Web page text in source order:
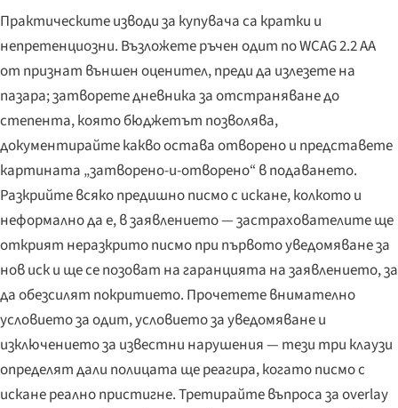
Практическите изводи за купувача са кратки и
непретенциозни. Възложете ръчен одит по WCAG 2.2 AA
от признат външен оценител, преди да излезете на
пазара; затворете дневника за отстраняване до
степента, която бюджетът позволява,
документирайте какво остава отворено и представете
картината „затворено-и-отворено“ в подаването.
Разкрийте всяко предишно писмо с искане, колкото и
неформално да е, в заявлението — застрахователите ще
открият неразкрито писмо при първото уведомяване за
нов иск и ще се позоват на гаранцията на заявлението, за
да обезсилят покритието. Прочетете внимателно
условието за одит, условието за уведомяване и
изключението за известни нарушения — тези три клаузи
определят дали полицата ще реагира, когато писмо с
искане реално пристигне. Третирайте въпроса за overlay